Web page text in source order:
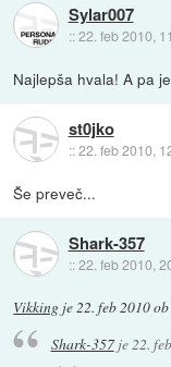
Sylar007
::22. feb 2010,
Najlepša hvala! A pa
st0jko
::22. feb 2010,
Še preveč...
Shark-357
::22. feb 2010,
Vikking je22. feb 2010
Shark-357je22.